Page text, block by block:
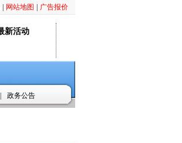
广告报价
网站地图
新活动
政务公告